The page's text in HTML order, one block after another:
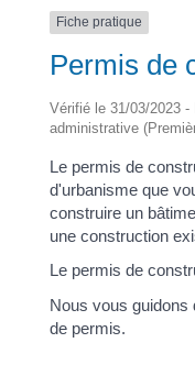
Fiche pratique
Permis de
Vérifié le 31/03/2023
administrative
Le permis de
d'urbanisme que
construire un
une construction
Le permis de
Nous vous guidons
de permis.